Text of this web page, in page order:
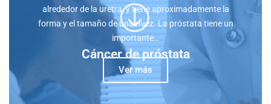
Cáncer de próstata
alrededor de la uretra, y tiene aproximadamente la
forma y el tamaño de una nuez. La próstata tiene un
importante…
Ver más